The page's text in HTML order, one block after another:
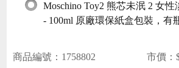
Moschino Toy2 熊芯未泯 2 女性
- 100ml 原廠環保紙盒包裝，有
商品編號： 1758802 市價